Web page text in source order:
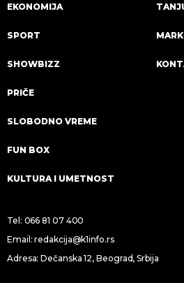
EKONOMIJA
SPORT
SHOWBIZZ
PRIČE
SLOBODNO VREME
FUN BOX
KULTURA I UMETNOST
Tel: 066 81 07 400
Email:redakcija@k1info.rs
Adresa: Dečanska 12, Beograd, Srbija